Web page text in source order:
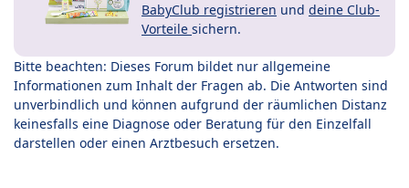
BabyClub registrieren und deine Club-
Vorteile sichern.
Bitte beachten: Dieses Forum bildet nur allgemeine
Informationen zum Inhalt der Fragen ab. Die Antworten sind
unverbindlich und können aufgrund der räumlichen Distanz
keinesfalls eine Diagnose oder Beratung für den Einzelfall
darstellen oder einen Arztbesuch ersetzen.